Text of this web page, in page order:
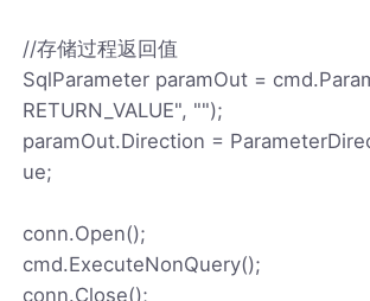
//存储过程返回值
SqlParameter paramOut =
RETURN_VALUE", "");
paramOut.Direction =
ue;
conn.Open();
cmd.ExecuteNonQuery();
conn.Close();